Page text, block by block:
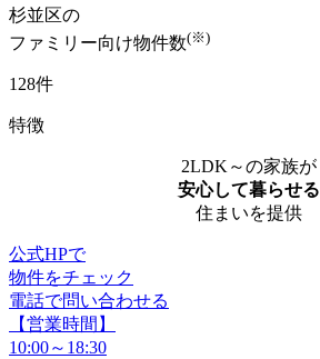
杉並区の
ファミリー向け物件数(※)
128件
特徴
2LDK～の家族が
安心して暮らせる
住まいを提供
公式HPで
物件をチェック
電話で問い合わせる
【営業時間】
10:00～18:30